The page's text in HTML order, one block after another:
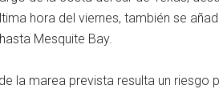
hora del viernes, también se
Mesquite Bay.
la marea prevista resulta un